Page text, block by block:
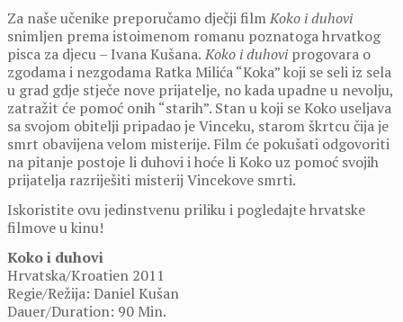
Za naše učenike preporučamo dječji filmKoko i duhovi
snimljen prema istoimenom romanu poznatoga hrvatkog
pisca za djecu – Ivana Kušana. Koko i duhovi progovara o
zgodama i nezgodama Ratka Milića “Koka” koji se seli iz sela
u grad gdje stječe nove prijatelje, no kada upadne u nevolju,
zatražit će pomoć onih “starih”. Stan u koji se Koko useljava
sa svojom obitelji pripadao je Vinceku, starom škrtcu čija je
smrt obavijena velom misterije. Film će pokušati odgovoriti
na pitanje postoje li duhovi i hoće li Koko uz pomoć svojih
prijatelja razriješiti misterij Vincekove smrti.
Iskoristite ovu jedinstvenu priliku i pogledajte hrvatske
filmove u kinu!
Koko i duhovi
Hrvatska/Kroatien 2011
Regie/Režija: Daniel Kušan
Dauer/Duration: 90 Min.